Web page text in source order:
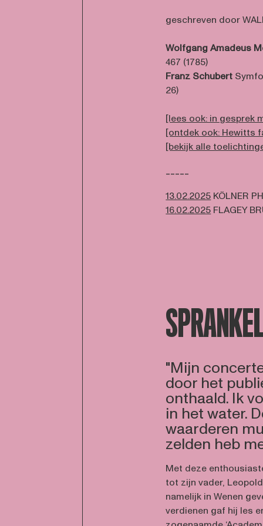
geschreven door
Wolfgang Amadeus
467 (1785)
Franz Schubert
26)
[lees ook: in gesprek
[ontdek ook: Hewitts
[bekijk alle
-----
13.02.2025 KÖLNER
16.02.2025 FLAGEY
"Mijn
door het
onthaald. Ik
in het water.
waarderen
zelden heb
Met deze
tot zijn vader,
namelijk in Wenen
verdienen gaf hij les